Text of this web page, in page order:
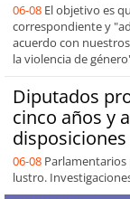
06-08 El objetivo es
correspondiente y
acuerdo con
la violencia de
Diputados
cinco años y
disposiciones
06-08
lustro.